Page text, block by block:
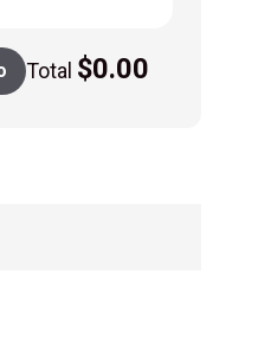
Total $0.00